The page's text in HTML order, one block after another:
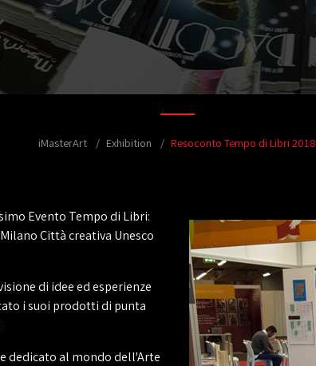
iMasterArt Exhibition Resoconto Tempo di Libri 2018
Evento Tempo di Libri:
Città creativa Unesco
di idee ed esperienze
i suoi prodotti di punta
dedicato al mondo dell'Arte